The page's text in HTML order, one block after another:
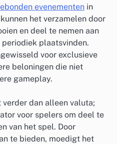
evenementen in
het verzamelen door
en deel te nemen aan
plaatsvinden.
voor exclusieve
beloningen die niet
gameplay.
verder dan alleen valuta;
voor spelers om deel te
van het spel. Door
te bieden, moedigt het